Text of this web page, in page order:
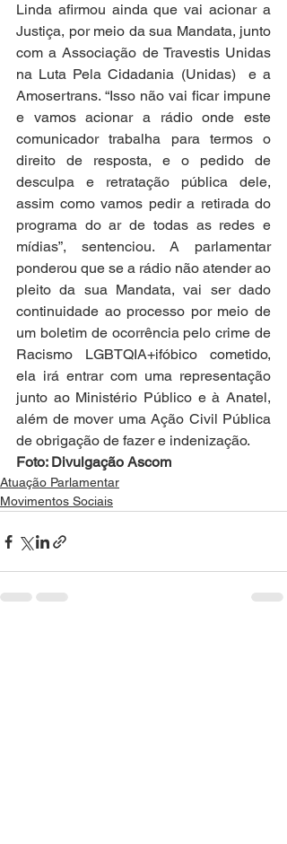
Linda afirmou ainda que vai acionar a
Justiça, por meio da sua Mandata, junto
com a Associação de Travestis Unidas
na Luta Pela Cidadania (Unidas)  e a
Amosertrans. “Isso não vai ficar impune
e vamos acionar a rádio onde este
comunicador trabalha para termos o
direito de resposta, e o pedido de
desculpa e retratação pública dele,
assim como vamos pedir a retirada do
programa do ar de todas as redes e
mídias”, sentenciou. A parlamentar
ponderou que se a rádio não atender ao
pleito da sua Mandata, vai ser dado
continuidade ao processo por meio de
um boletim de ocorrência pelo crime de
Racismo LGBTQIA+ifóbico cometido,
ela irá entrar com uma representação
junto ao Ministério Público e à Anatel,
além de mover uma Ação Civil Pública
de obrigação de fazer e indenização.
Foto: Divulgação Ascom
Atuação Parlamentar
Movimentos Sociais